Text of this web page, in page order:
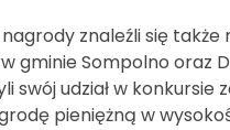
znaleźli się
gminie Sompolno oraz
swój udział w
pieniężną w